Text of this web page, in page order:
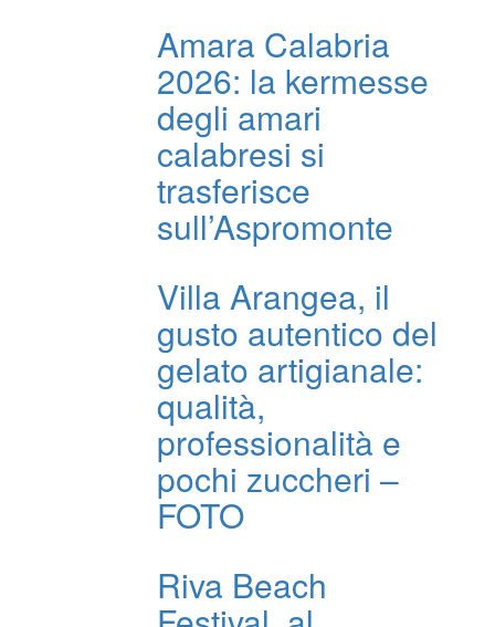
Amara Calabria
2026: la kermesse
degli amari
calabresi si
trasferisce
sull’Aspromonte
Villa Arangea, il
gusto autentico del
gelato artigianale:
qualità,
professionalità e
pochi zuccheri –
FOTO
Riva Beach